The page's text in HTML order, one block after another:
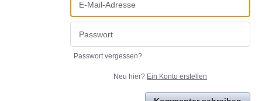
Passwort vergessen?
Neu hier? Ein Konto erstellen